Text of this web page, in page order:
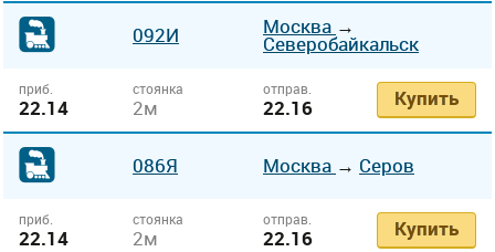
092И Москва →
Северобайкальск
приб.
22.14
стоянка
2м
отправ.
22.16 Купить
086Я Москва → Серов
приб.
22.14
стоянка
2м
отправ.
22.16 Купить